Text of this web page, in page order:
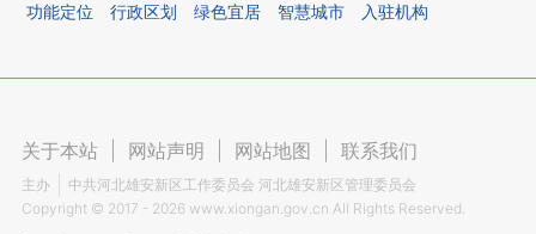
功能定位 行政区划 绿色宜居 智慧城市 入驻机构
关于本站 网站声明 网站地图 联系我们
主办
中共河北雄安新区工作委员会 河北雄安新区管理委员会
Copyright © 2017 - 2026 www.xiongan.gov.cn All Rights Reserved.